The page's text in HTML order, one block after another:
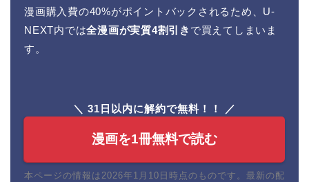
漫画購入費の40%がポイントバックされるため、U-
NEXT内では全漫画が実質4割引き で買えてしまいま
す。
＼ 31日以内に解約で無料！！ ／
漫画を1冊無料で読む
本ページの情報は2026年1月10日時点のものです。最新の配